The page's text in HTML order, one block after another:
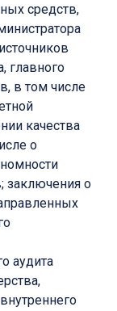
средств,
главного
в том числе
качества
о
заключения о
аудита